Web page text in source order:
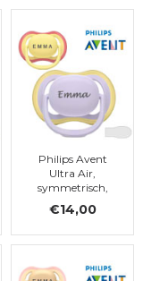
Philips Avent
Ultra Air,
symmetrisch,
silicoon, maat 1
€14,00